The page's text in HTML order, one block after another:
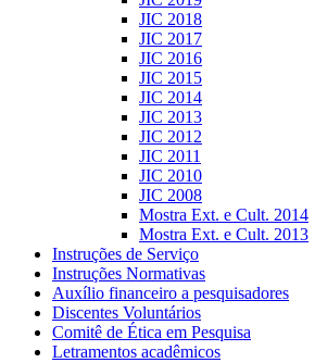
JIC 2018
JIC 2017
JIC 2016
JIC 2015
JIC 2014
JIC 2013
JIC 2012
JIC 2011
JIC 2010
JIC 2008
Mostra Ext. e Cult. 2014
Mostra Ext. e Cult. 2013
Instruções de Serviço
Instruções Normativas
Auxílio financeiro a pesquisadores
Discentes Voluntários
Comitê de Ética em Pesquisa
Letramentos acadêmicos